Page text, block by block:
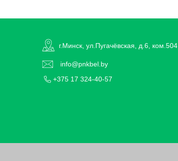
г.Минск, ул.Пугачёвская, д.6, ком.504
info@pnkbel.by
+375 17 324-40-57